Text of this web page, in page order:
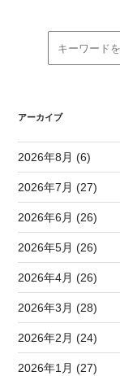
アーカイブ
2026年8月 (6)
2026年7月 (27)
2026年6月 (26)
2026年5月 (26)
2026年4月 (26)
2026年3月 (28)
2026年2月 (24)
2026年1月 (27)